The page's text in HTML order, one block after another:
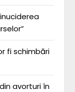
fi schimbări
avorturi în